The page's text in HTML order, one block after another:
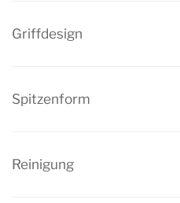
Griffdesign
Spitzenform
Reinigung